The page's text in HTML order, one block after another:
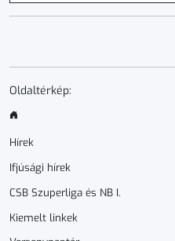
Oldaltérkép:
Hírek
Ifjúsági hírek
CSB Szuperliga és NB I.
Kiemelt linkek